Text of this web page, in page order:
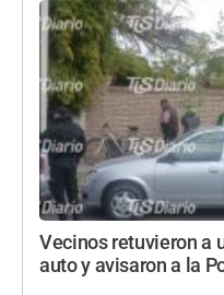
Vecinos retuvieron a
auto y avisaron a la